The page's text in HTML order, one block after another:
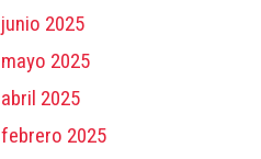
junio 2025
mayo 2025
abril 2025
febrero 2025